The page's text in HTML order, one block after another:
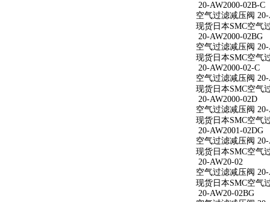
20-AW2000-02B-C
空气过滤减压阀 20-
现货日本SMC空气
20-AW2000-02BG
空气过滤减压阀 20-
现货日本SMC空气
20-AW2000-02-C
空气过滤减压阀 20-
现货日本SMC空气
20-AW2000-02D
空气过滤减压阀 20-
现货日本SMC空气
20-AW2001-02DG
空气过滤减压阀 20-
现货日本SMC空气
20-AW20-02
空气过滤减压阀 20-
现货日本SMC空气
20-AW20-02BG